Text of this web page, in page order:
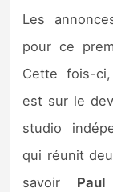
Tests et
Tests de
Tests
Autres
Previews
Les
pour ce
Cette fois-ci,
est sur le
studio
qui réunit
savoir